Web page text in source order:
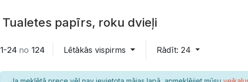
Tualetes papīrs, roku dvieļi
1-24 no 124 Lētākās vispirms Rādīt: 24